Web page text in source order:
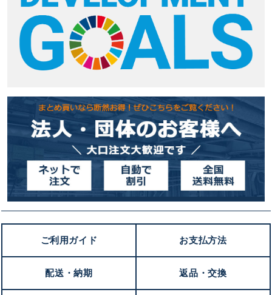
ご利用ガイド お支払方法
配送・納期 返品・交換